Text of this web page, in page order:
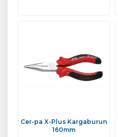
Cer-pa X-Plus Kargaburun
160mm